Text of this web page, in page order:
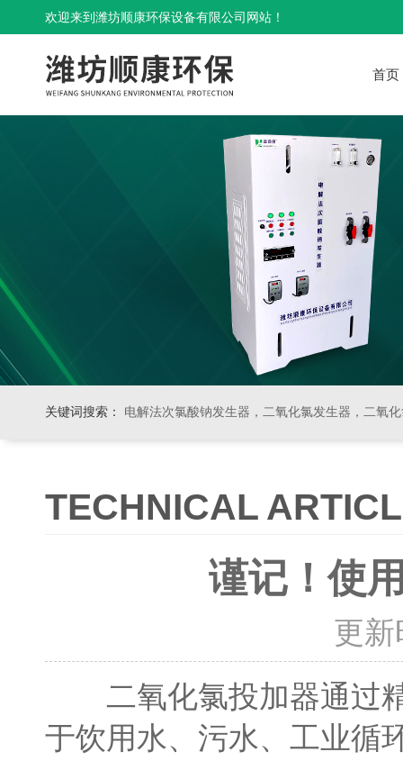
欢迎来到潍坊顺康环保设备有限公司网站！
首页
关键词搜索： 电解法次氯酸钠发生器，二氧化氯发生器，二氧化氯投加器，缓释消毒器
TECHNICAL
谨记！使
更新
二氧化氯投加器通过精
于饮用水、污水、工业循